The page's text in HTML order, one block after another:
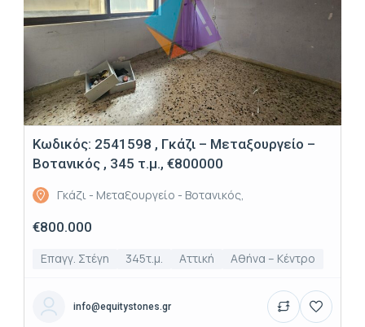
Κωδικός: 2541598 , Γκάζι – Μεταξουργείο –
Βοτανικός , 345 τ.μ., €800000
Γκάζι - Μεταξουργείο - Βοτανικός,
€800.000
Επαγγ. Στέγη 345τ.μ. Αττική Αθήνα – Κέντρο
info@equitystones.gr